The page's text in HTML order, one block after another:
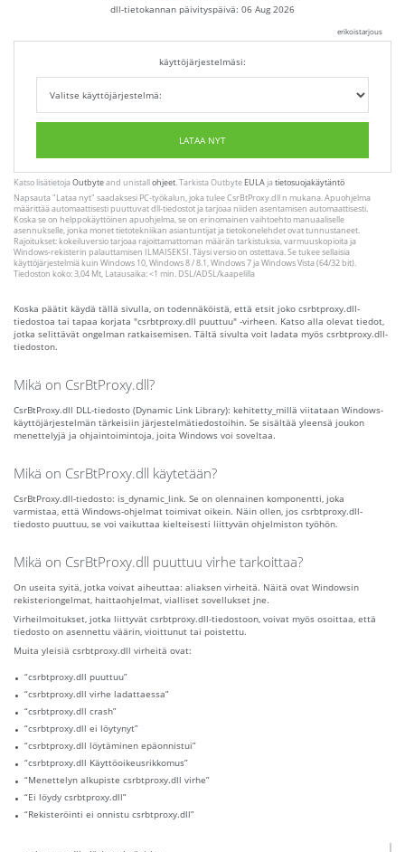
dll-tietokannan päivityspäivä: 06 Aug 2026
erikoistarjous
käyttöjärjestelmäsi:
LATAA NYT
Katso lisätietojaOutbyteand unistallohjeet. Tarkista Outbyte EULAjatietosuojakäytäntö
Napsauta"Lataa nyt" saadaksesi PC-työkalun, joka tulee CsrBtProxy.dll n mukana. Apuohjelma
määrittää automaattisesti puuttuvat dll-tiedostot ja tarjoaa niiden asentamisen automaattisesti.
Koska se on helppokäyttöinen apuohjelma, se on erinomainen vaihtoehto manuaaliselle
asennukselle, jonka monet tietotekniikan asiantuntijat ja tietokonelehdet ovat tunnustaneet.
Rajoitukset: kokeiluversio tarjoaa rajoittamattoman määrän tarkistuksia, varmuuskopioita ja
Windows-rekisterin palauttamisen ILMAISEKSI. Täysi versio on ostettava. Se tukee sellaisia ​​
käyttöjärjestelmiä kuin Windows 10, Windows 8 / 8.1, Windows 7 ja Windows Vista (64/32 bit).
Tiedoston koko: 3,04 Mt, Latausaika: <1 min. DSL/ADSL/kaapelilla
Koska päätit käydä tällä sivulla, on todennäköistä, että etsit joko csrbtproxy.dll-
tiedostoa tai tapaa korjata "csrbtproxy.dll puuttuu" -virheen. Katso alla olevat tiedot,
jotka selittävät ongelman ratkaisemisen. Tältä sivulta voit ladata myös csrbtproxy.dll-
tiedoston.
Mikä on CsrBtProxy.dll?
CsrBtProxy.dll DLL-tiedosto (Dynamic Link Library): kehitetty_millä viitataan Windows-
käyttöjärjestelmän tärkeisiin järjestelmätiedostoihin. Se sisältää yleensä joukon
menettelyjä ja ohjaintoimintoja, joita Windows voi soveltaa.
Mikä on CsrBtProxy.dll käytetään?
CsrBtProxy.dll-tiedosto: is_dynamic_link. Se on olennainen komponentti, joka
varmistaa, että Windows-ohjelmat toimivat oikein. Näin ollen, jos csrbtproxy.dll-
tiedosto puuttuu, se voi vaikuttaa kielteisesti liittyvän ohjelmiston työhön.
Mikä on CsrBtProxy.dll puuttuu virhe tarkoittaa?
On useita syitä, jotka voivat aiheuttaa: aliaksen virheitä. Näitä ovat Windowsin
rekisteriongelmat, haittaohjelmat, vialliset sovellukset jne.
Virheilmoitukset, jotka liittyvät csrbtproxy.dll-tiedostoon, voivat myös osoittaa, että
tiedosto on asennettu väärin, vioittunut tai poistettu.
Muita yleisiä csrbtproxy.dll virheitä ovat:
“csrbtproxy.dll puuttuu”
“csrbtproxy.dll virhe ladattaessa”
“csrbtproxy.dll crash”
“csrbtproxy.dll ei löytynyt”
“csrbtproxy.dll löytäminen epäonnistui”
“csrbtproxy.dll Käyttöoikeusrikkomus”
“Menettelyn alkupiste csrbtproxy.dll virhe”
“Ei löydy csrbtproxy.dll”
“Rekisteröinti ei onnistu csrbtproxy.dll”